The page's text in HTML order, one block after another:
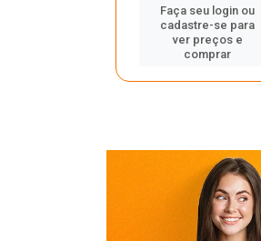
Faça seu login ou
cadastre-se para
ver preços e
comprar